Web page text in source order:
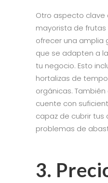
Otro aspecto clave
mayorista de
ofrecer una amplia
que se adapten a
tu negocio. Esto
hortalizas de
orgánicas.
cuente con
capaz de cubrir tus
problemas de
3.